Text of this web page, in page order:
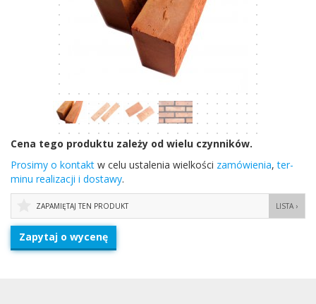
Cena tego pro­duktu zależy od wielu czynników.
Prosimy o kon­takt w celu ustal­e­nia wielkości zamówienia,ter­
minu real­iza­cji i dostawy.
LISTA ›
ZAPAMIĘTAJ TEN PRODUKT
Zapytaj o wycenę